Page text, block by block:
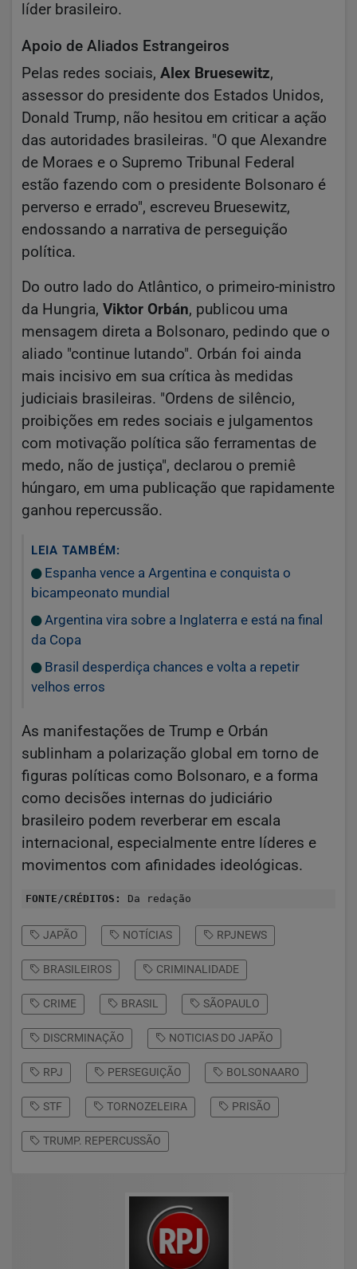
líder brasileiro.
Apoio de Aliados Estrangeiros
Pelas redes sociais, Alex Bruesewitz,
assessor do presidente dos Estados Unidos,
Donald Trump, não hesitou em criticar a ação
das autoridades brasileiras. "O que Alexandre
de Moraes e o Supremo Tribunal Federal
estão fazendo com o presidente Bolsonaro é
perverso e errado", escreveu Bruesewitz,
endossando a narrativa de perseguição
política.
Do outro lado do Atlântico, o primeiro-ministro
da Hungria, Viktor Orbán, publicou uma
mensagem direta a Bolsonaro, pedindo que o
aliado "continue lutando". Orbán foi ainda
mais incisivo em sua crítica às medidas
judiciais brasileiras. "Ordens de silêncio,
proibições em redes sociais e julgamentos
com motivação política são ferramentas de
medo, não de justiça", declarou o premiê
húngaro, em uma publicação que rapidamente
ganhou repercussão.
LEIA TAMBÉM:
Espanha vence a Argentina e conquista o
bicampeonato mundial
Argentina vira sobre a Inglaterra e está na final
da Copa
Brasil desperdiça chances e volta a repetir
velhos erros
As manifestações de Trump e Orbán
sublinham a polarização global em torno de
figuras políticas como Bolsonaro, e a forma
como decisões internas do judiciário
brasileiro podem reverberar em escala
internacional, especialmente entre líderes e
movimentos com afinidades ideológicas.
FONTE/CRÉDITOS: Da redação
JAPÃO NOTÍCIAS RPJNEWS
BRASILEIROS CRIMINALIDADE
CRIME BRASIL SÃOPAULO
DISCRMINAÇÃO NOTICIAS DO JAPÃO
RPJ PERSEGUIÇÃO BOLSONAARO
STF TORNOZELEIRA PRISÃO
TRUMP. REPERCUSSÃO